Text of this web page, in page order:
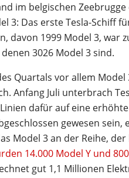
im belgischen
3: Das erste Tesla-Schiff
davon 1999 Model 3, war
3026 Model 3 sind.
Quartals vor allem
Anfang Juli unterbrach
dafür auf eine
gewesen
Model 3 an der Reihe,
14.000 Model Y und
gut 1,1 Millionen